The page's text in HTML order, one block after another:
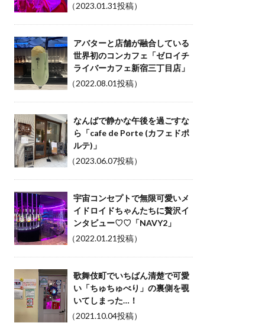
（2023.01.31投稿）
アバターと店舗が融合している
世界初のコンカフェ「ゼロイチ
ライバーカフェ新宿三丁目店」
（2022.08.01投稿）
なんばで静かな午後を過ごすな
ら「cafe de Porte (カフェドポ
ルテ)」
（2023.06.07投稿）
宇宙コンセプトで無限可愛いメ
イドロイドちゃんたちに贅沢イ
ンタビュー♡♡「NAVY2」
（2022.01.21投稿）
歌舞伎町でいちばん清楚で可愛
い「ちゅちゅべり」の裏側を覗
いてしまった…！
（2021.10.04投稿）